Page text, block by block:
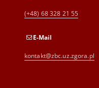
(+48) 68 328 21 55
E-Mail
kontakt@zbc.uz.zgora.pl